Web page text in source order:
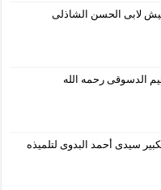
لابى الحسن الشاذلى
الدسوقى رحمه الله
سيدى أحمد البدوى لتلميذه